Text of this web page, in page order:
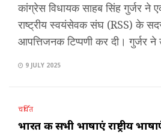
कांग्रेस विधायक साहब सिंह गुर्जर ने
राष्ट्रीय स्वयंसेवक संघ (RSS) के
आपत्तिजनक टिप्पणी कर दी। गुर्जर
9 JULY 2025
चर्चित
भारत की सभी भाषाएं राष्ट्रीय